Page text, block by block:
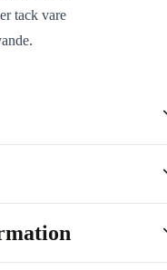
tack vare
både äldre
och